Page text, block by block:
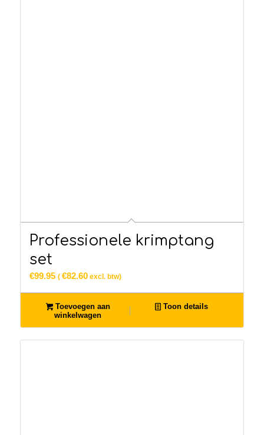
Professionele krimptang
set
€99.95 ( €82.60excl. btw)
Toevoegen aan
winkelwagen
Toon details